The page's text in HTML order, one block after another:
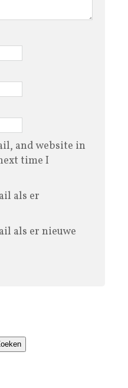
and website in
time I
als er
als er nieuwe